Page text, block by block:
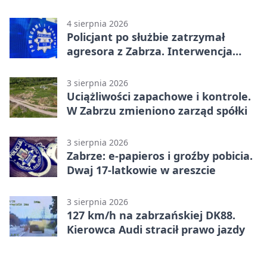
4 sierpnia 2026
Policjant po służbie zatrzymał
agresora z Zabrza. Interwencja
3 sierpnia 2026
Uciążliwości zapachowe i kontrole.
W Zabrzu zmieniono zarząd spółki
3 sierpnia 2026
Zabrze: e-papieros i groźby pobicia.
Dwaj 17-latkowie w areszcie
3 sierpnia 2026
127 km/h na zabrzańskiej DK88.
Kierowca Audi stracił prawo jazdy